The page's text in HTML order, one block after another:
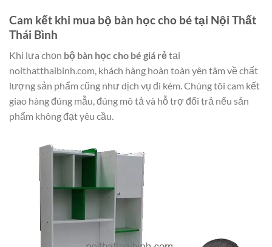
Cam kết khi mua bộ bàn học cho bé tại Nội Thất
Thái Bình
Khi lựa chọn bộ bàn học cho bé giá rẻtại
noithatthaibinh.com, khách hàng hoàn toàn yên tâm về chất
lượng sản phẩm cũng như dịch vụ đi kèm. Chúng tôi cam kết
giao hàng đúng mẫu, đúng mô tả và hỗ trợ đổi trả nếu sản
phẩm không đạt yêu cầu.